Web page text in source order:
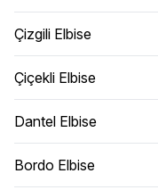
Çizgili Elbise
Çiçekli Elbise
Dantel Elbise
Bordo Elbise